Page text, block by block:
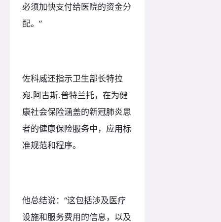
必须加快支付给医院的资金分
配。”
佐科威还指示卫生部长特拉
宛.阿古斯.普特兰托，在为健
康社会保险涵盖的新冠肺炎患
者的健康保险服务中，应用标
准规范和程序。
他总结说：“这包括涉及医疗
设施和服务费用的信息，以及